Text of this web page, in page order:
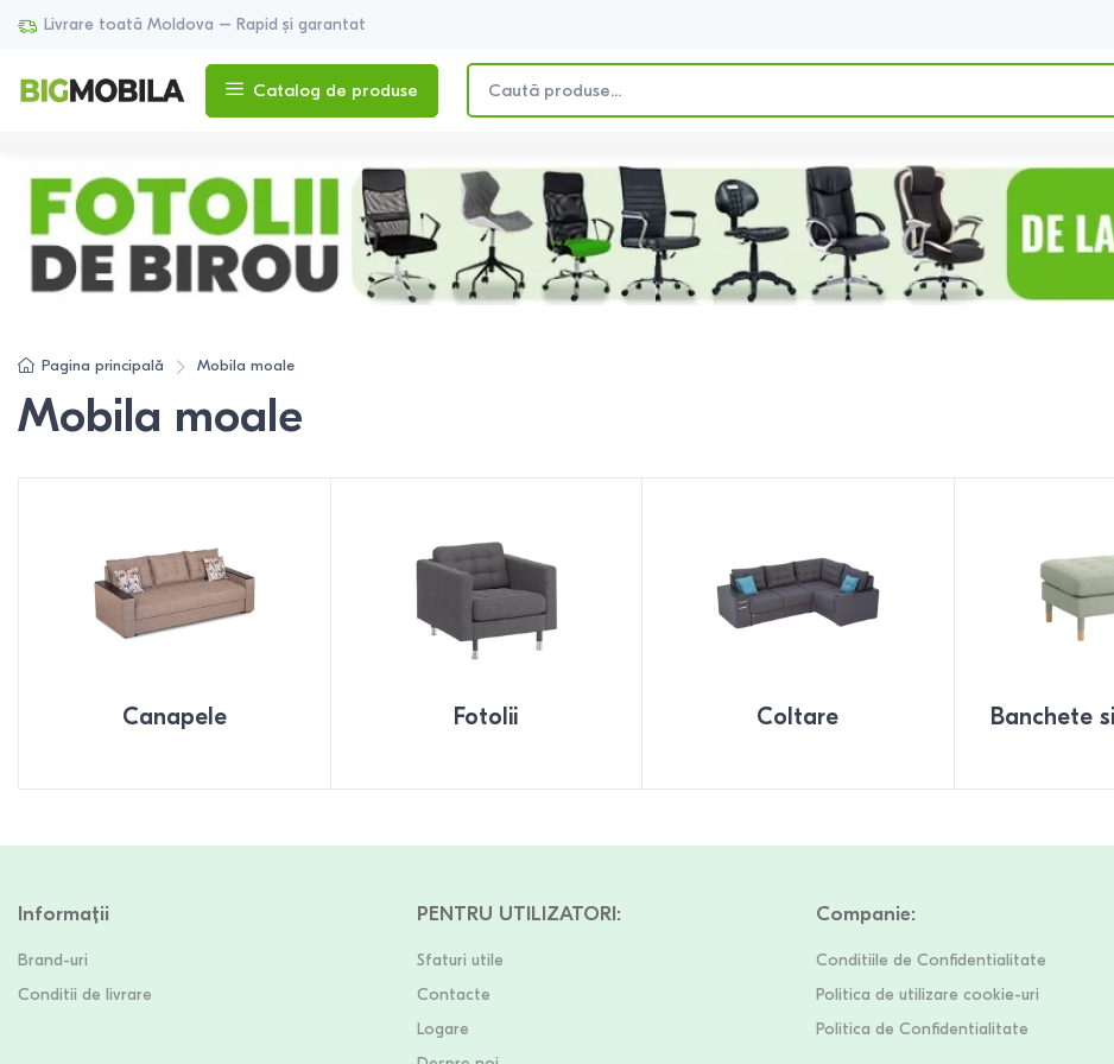
Livrare toată Moldova – Rapid și garantat
Catalog de produse
Pagina principală Mobila moale
Mobila moale
Canapele Fotolii Coltare Banchete
Informații
Brand-uri
Conditii de livrare
PENTRU UTILIZATORI:
Sfaturi utile
Contacte
Logare
Companie:
Conditiile de Confidentialitate
Politica de utilizare cookie-uri
Politica de Confidentialitate